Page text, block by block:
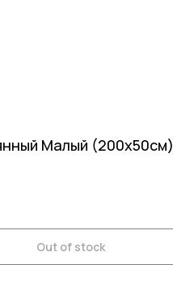
Малый (200х50см)
Out of stock